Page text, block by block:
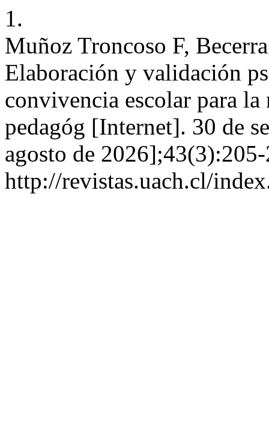
1.
Muñoz Troncoso F,
Elaboración y validación
convivencia escolar para
pedagóg [Internet]. 30 de
agosto de
http://revistas.uach.cl/